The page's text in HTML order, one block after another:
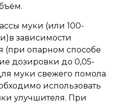
муки (или 100-
зависимости
(при опарном способе
дозировки до 0,05-
муки свежего помола
использовать
улучшителя. При